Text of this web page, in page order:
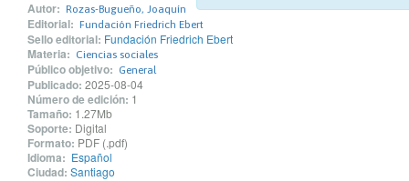
Autor: Rozas-Bugueño, Joaquín
Editorial: Fundación Friedrich Ebert
Sello editorial: Fundación Friedrich Ebert
Materia: Ciencias sociales
Público objetivo: General
Publicado: 2025-08-04
Número de edición: 1
Tamaño: 1.27Mb
Soporte: Digital
Formato: PDF (.pdf)
Idioma: Español
Ciudad: Santiago